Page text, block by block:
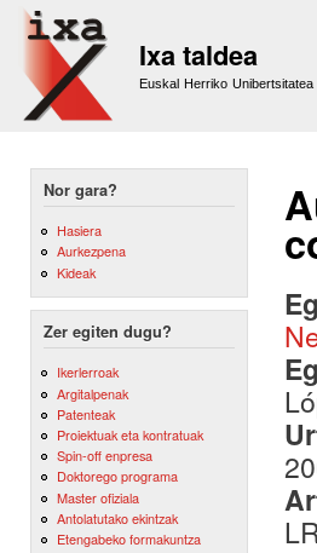
Ixa taldea
Euskal Herriko Unibertsitatea
Nor gara?
Hasiera
Aurkezpena
Kideak
Zer egiten dugu?
Ikerlerroak
Argitalpenak
Patenteak
Proiektuak eta kontratuak
Spin-off enpresa
Doktorego programa
Master ofiziala
Antolatutako ekintzak
Etengabeko formakuntza